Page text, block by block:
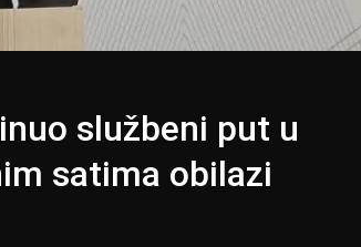
službeni put u
satima obilazi